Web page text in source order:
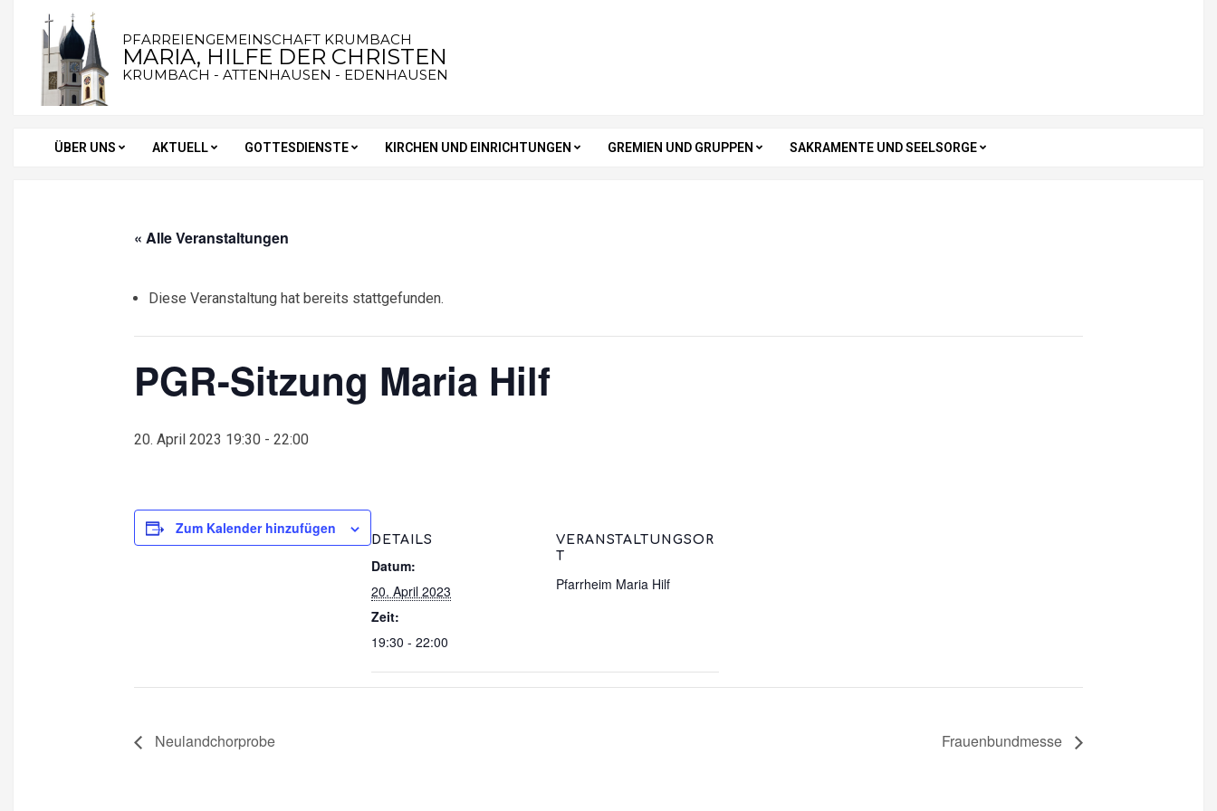
content
PFARREIENGEMEINSCHAFT KRUMBACH
MARIA, HILFE DER CHRISTEN
KRUMBACH - ATTENHAUSEN - EDENHAUSEN
Secondary
ÜBER UNS AKTUELL GOTTESDIENSTE KIRCHEN UND EINRICHTUNGEN GREMIEN UND GRUPPEN SAKRAMENTE UND SEELSORGE
« Alle Veranstaltungen
Diese Veranstaltung hat bereits stattgefunden.
PGR-Sitzung Maria Hilf
20. April 2023 19:30 - 22:00
Zum Kalender hinzufügen
DETAILS
Datum:
20. April 2023
Zeit:
19:30 - 22:00
VERANSTALTUNGSOR
T
Pfarrheim Maria Hilf
Neulandchorprobe Frauenbundmesse